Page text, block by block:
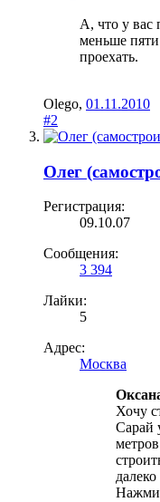
А, что у вас
меньше
проехать.
Olego, 01.11.2010
#2
Олег
Регистрация:
09.10.07
Сообщения:
3 394
Лайки:
5
Адрес:
Москва
Хочу
Сарай
далеко